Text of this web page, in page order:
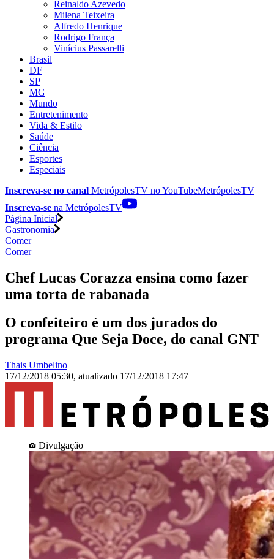
Reinaldo Azevedo
Milena Teixeira
Alfredo Henrique
Rodrigo França
Vinícius Passarelli
Brasil
DF
SP
MG
Mundo
Entretenimento
Vida & Estilo
Saúde
Ciência
Esportes
Especiais
Inscreva-se no canal MetrópolesTV noYouTubeMetrópolesTV
Inscreva-se na MetrópolesTV
Página Inicial
Gastronomia
Comer
Comer
Chef Lucas Corazza ensina como fazer
uma torta de rabanada
O confeiteiro é um dos jurados do
programa Que Seja Doce, do canal GNT
Thais Umbelino
17/12/2018 05:30, atualizado 17/12/2018 17:47
Divulgação